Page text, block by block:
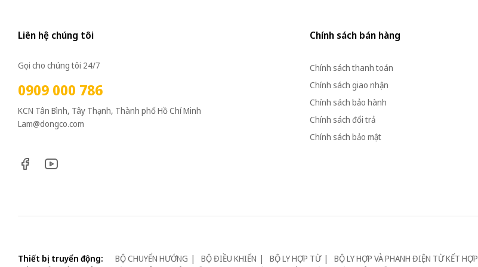
Liên hệ chúng tôi
Gọi cho chúng tôi 24/7
0909 000 786
KCN Tân Bình, Tây Thạnh, Thành phố Hồ Chí Minh
Lam@dongco.com
Chính sách bán hàng
Chính sách thanh toán
Chính sách giao nhận
Chính sách bảo hành
Chính sách đổi trả
Chính sách bảo mật
Thiết bị truyển động: BỘ CHUYỂN HƯỚNG BỘ ĐIỀU KHIỂN BỘ LY HỢP TỪ BỘ LY HỢP VÀ PHANH ĐIỆN TỪ KẾT HỢP